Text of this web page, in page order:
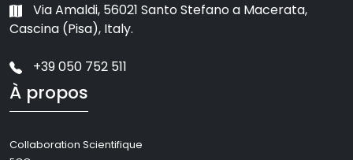
Via Amaldi, 56021 Santo Stefano a Macerata,
Cascina (Pisa), Italy.
+39 050 752 511
À propos
Collaboration Scientifique